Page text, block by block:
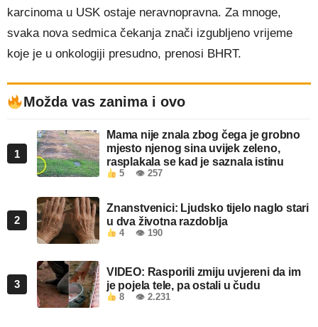
karcinoma u USK ostaje neravnopravna. Za mnoge,
svaka nova sedmica čekanja znači izgubljeno vrijeme
koje je u onkologiji presudno, prenosi BHRT.
Možda vas zanima i ovo
1
Mama nije znala zbog čega je grobno
mjesto njenog sina uvijek zeleno,
rasplakala se kad je saznala istinu
5 👁 257
2
Znanstvenici: Ljudsko tijelo naglo stari
u dva životna razdoblja
4 👁 190
3
VIDEO: Rasporili zmiju uvjereni da im
je pojela tele, pa ostali u čudu
8 👁 2.231